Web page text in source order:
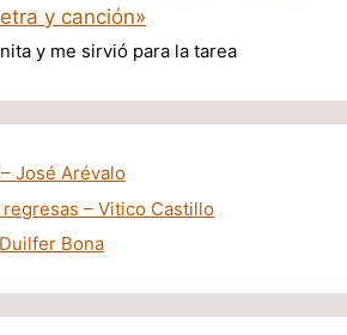
y canción»
y me sirvió para la tarea
José Arévalo
– Vitico Castillo
Bona